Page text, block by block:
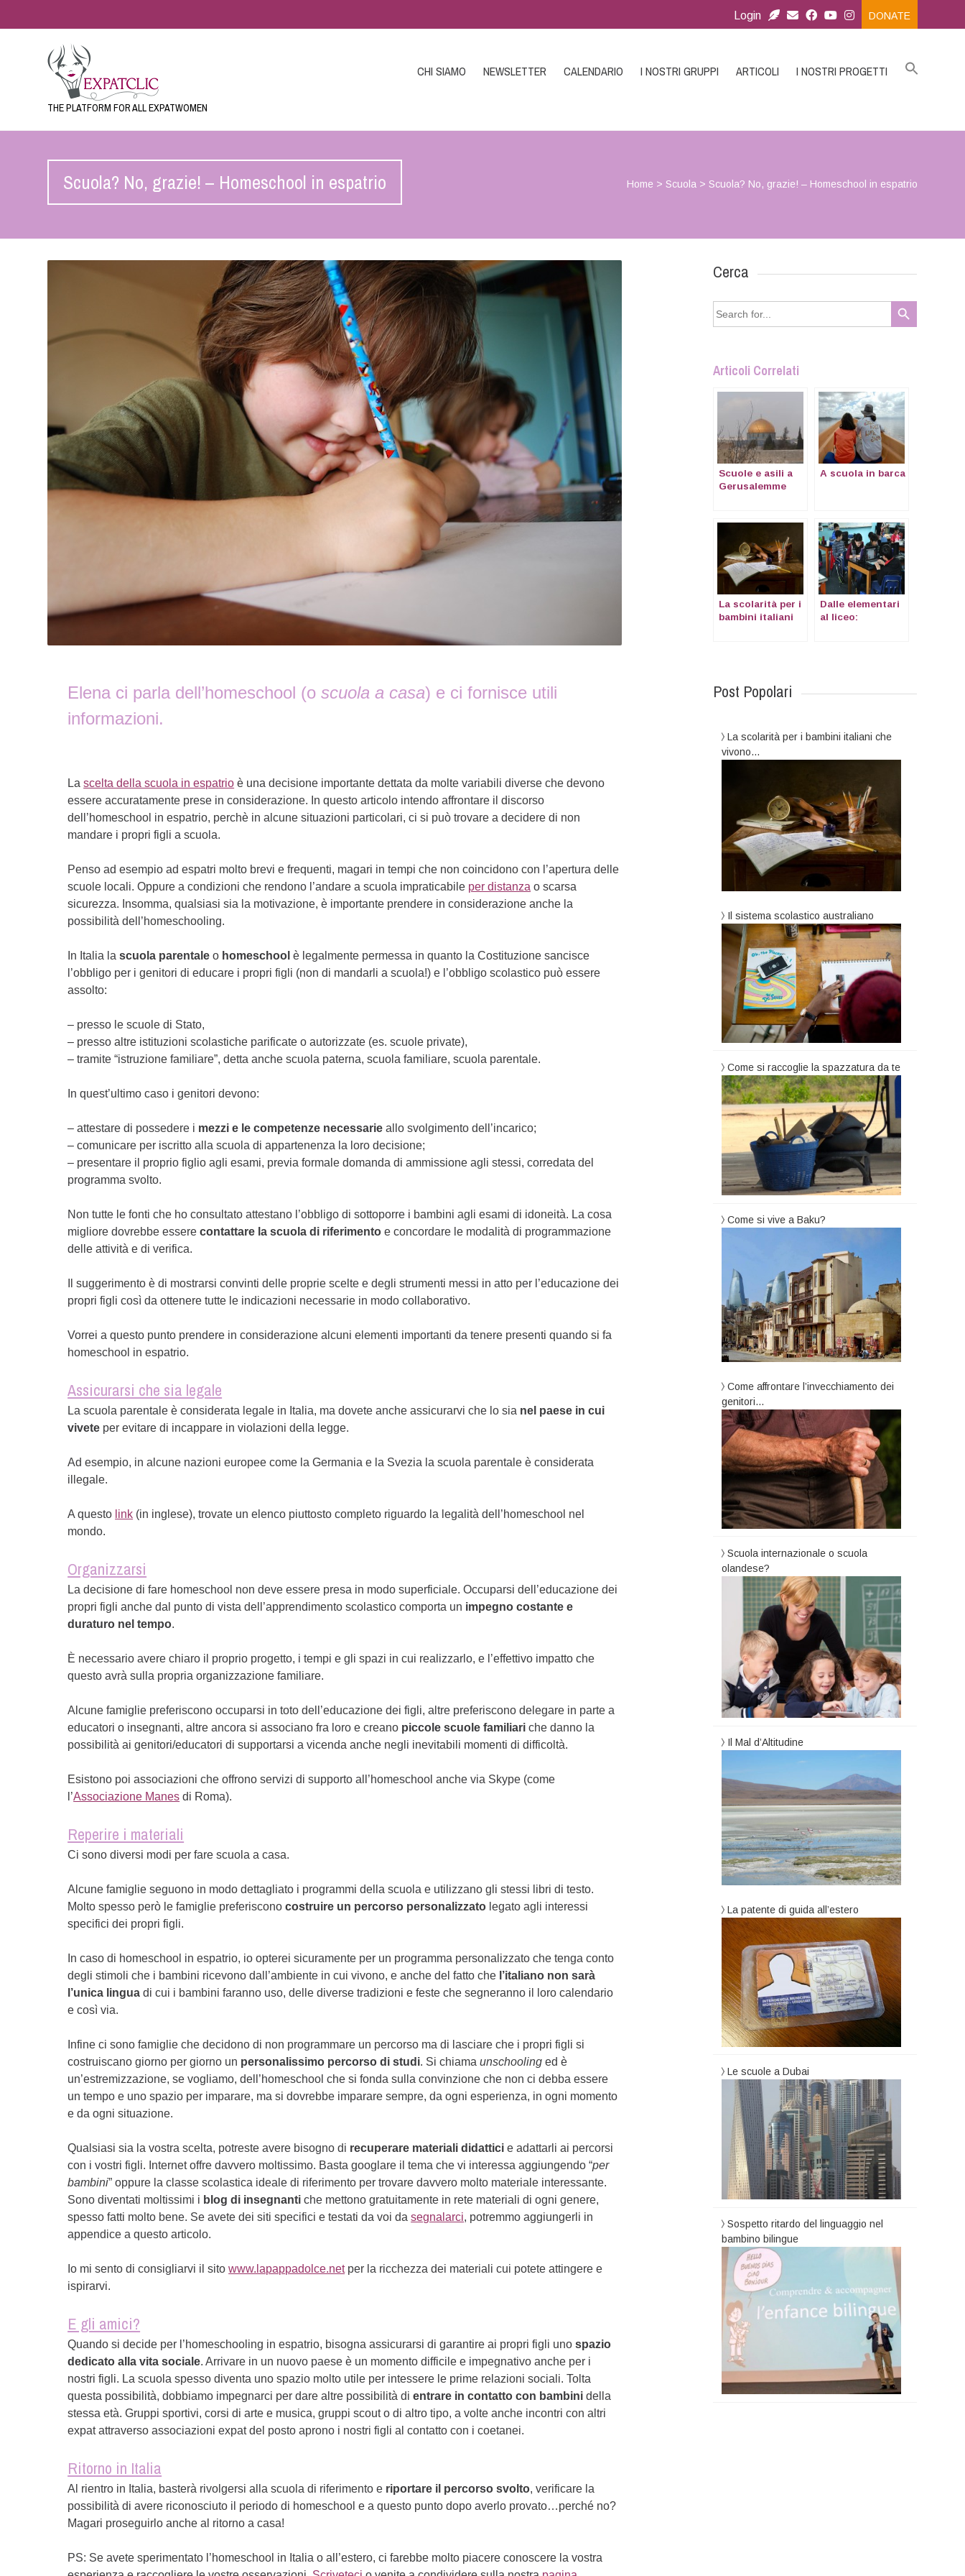
Login DONATE
THE PLATFORM FOR ALL EXPATWOMEN
CHI SIAMO NEWSLETTER CALENDARIO I NOSTRI GRUPPI ARTICOLI I NOSTRI PROGETTI
Scuola? No, grazie! – Homeschool in espatrio Home > Scuola > Scuola? No, grazie! – Homeschool in espatrio
Elena ci parla dell’homeschool (oscuola a casa) e ci fornisce utili
informazioni.
Lascelta della scuola in espatrio è una decisione importante dettata da molte variabili diverse che devono
essere accuratamente prese in considerazione. In questo articolo intendo affrontare il discorso
dell’homeschool in espatrio, perchè in alcune situazioni particolari, ci si può trovare a decidere di non
mandare i propri figli a scuola.
Penso ad esempio ad espatri molto brevi e frequenti, magari in tempi che non coincidono con l’apertura delle
scuole locali. Oppure a condizioni che rendono l’andare a scuola impraticabile per distanza o scarsa
sicurezza. Insomma, qualsiasi sia la motivazione, è importante prendere in considerazione anche la
possibilità dell’homeschooling.
In Italia lascuola parentale o homeschool è legalmente permessa in quanto la Costituzione sancisce
l’obbligo per i genitori di educare i propri figli (non di mandarli a scuola!) e l’obbligo scolastico può essere
assolto:
– presso le scuole di Stato,
– presso altre istituzioni scolastiche parificate o autorizzate (es. scuole private),
– tramite “istruzione familiare”, detta anche scuola paterna, scuola familiare, scuola parentale.
In quest’ultimo caso i genitori devono:
– attestare di possedere i mezzi e le competenze necessarie allo svolgimento dell’incarico;
– comunicare per iscritto alla scuola di appartenenza la loro decisione;
– presentare il proprio figlio agli esami, previa formale domanda di ammissione agli stessi, corredata del
programma svolto.
Non tutte le fonti che ho consultato attestano l’obbligo di sottoporre i bambini agli esami di idoneità. La cosa
migliore dovrebbe esserecontattare la scuola di riferimento e concordare le modalità di programmazione
delle attività e di verifica.
Il suggerimento è di mostrarsi convinti delle proprie scelte e degli strumenti messi in atto per l’educazione dei
propri figli così da ottenere tutte le indicazioni necessarie in modo collaborativo.
Vorrei a questo punto prendere in considerazione alcuni elementi importanti da tenere presenti quando si fa
homeschool in espatrio.
Assicurarsi che sia legale
La scuola parentale è considerata legale in Italia, ma dovete anche assicurarvi che lo sia nel paese in cui
vivete per evitare di incappare in violazioni della legge.
Ad esempio, in alcune nazioni europee come la Germania e la Svezia la scuola parentale è considerata
illegale.
A questo link (in inglese), trovate un elenco piuttosto completo riguardo la legalità dell’homeschool nel
mondo.
Organizzarsi
La decisione di fare homeschool non deve essere presa in modo superficiale. Occuparsi dell’educazione dei
propri figli anche dal punto di vista dell’apprendimento scolastico comporta un impegno costante e
duraturo nel tempo.
È necessario avere chiaro il proprio progetto, i tempi e gli spazi in cui realizzarlo, e l’effettivo impatto che
questo avrà sulla propria organizzazione familiare.
Alcune famiglie preferiscono occuparsi in toto dell’educazione dei figli, altre preferiscono delegare in parte a
educatori o insegnanti, altre ancora si associano fra loro e creano piccole scuole familiari che danno la
possibilità ai genitori/educatori di supportarsi a vicenda anche negli inevitabili momenti di difficoltà.
Esistono poi associazioni che offrono servizi di supporto all’homeschool anche via Skype (come
l’Associazione Manes di Roma).
Reperire i materiali
Ci sono diversi modi per fare scuola a casa.
Alcune famiglie seguono in modo dettagliato i programmi della scuola e utilizzano gli stessi libri di testo.
Molto spesso però le famiglie preferisconocostruire un percorso personalizzato legato agli interessi
specifici dei propri figli.
In caso di homeschool in espatrio, io opterei sicuramente per un programma personalizzato che tenga conto
degli stimoli che i bambini ricevono dall’ambiente in cui vivono, e anche del fatto che l’italiano non sarà
l’unica lingua di cui i bambini faranno uso, delle diverse tradizioni e feste che segneranno il loro calendario
e così via.
Infine ci sono famiglie che decidono di non programmare un percorso ma di lasciare che i propri figli si
costruiscano giorno per giorno un personalissimo percorso di studi. Si chiamaunschooling ed è
un’estremizzazione, se vogliamo, dell’homeschool che si fonda sulla convinzione che non ci debba essere
un tempo e uno spazio per imparare, ma si dovrebbe imparare sempre, da ogni esperienza, in ogni momento
e da ogni situazione.
Qualsiasi sia la vostra scelta, potreste avere bisogno di recuperare materiali didattici e adattarli ai percorsi
con i vostri figli. Internet offre davvero moltissimo. Basta googlare il tema che vi interessa aggiungendo “per
bambini” oppure la classe scolastica ideale di riferimento per trovare davvero molto materiale interessante.
Sono diventati moltissimi i blog di insegnanti che mettono gratuitamente in rete materiali di ogni genere,
spesso fatti molto bene. Se avete dei siti specifici e testati da voi dasegnalarci, potremmo aggiungerli in
appendice a questo articolo.
Io mi sento di consigliarvi il sitowww.lapappadolce.netper la ricchezza dei materiali cui potete attingere e
ispirarvi.
E gli amici?
Quando si decide per l’homeschooling in espatrio, bisogna assicurarsi di garantire ai propri figli unospazio
dedicato alla vita sociale. Arrivare in un nuovo paese è un momento difficile e impegnativo anche per i
nostri figli. La scuola spesso diventa uno spazio molto utile per intessere le prime relazioni sociali. Tolta
questa possibilità, dobbiamo impegnarci per dare altre possibilità dientrare in contatto con bambini della
stessa età. Gruppi sportivi, corsi di arte e musica, gruppi scout o di altro tipo, a volte anche incontri con altri
expat attraverso associazioni expat del posto aprono i nostri figli al contatto con i coetanei.
Ritorno in Italia
Al rientro in Italia, basterà rivolgersi alla scuola di riferimento e riportare il percorso svolto, verificare la
possibilità di avere riconosciuto il periodo di homeschool e a questo punto dopo averlo provato…perché no?
Magari proseguirlo anche al ritorno a casa!
PS: Se avete sperimentato l’homeschool in Italia o all’estero, ci farebbe molto piacere conoscere la vostra
Cerca
Search
for:
Search Button
Articoli Correlati
Scuole e asili a
Gerusalemme
A scuola in barca
La scolarità per i
bambini italiani
Dalle elementari
al liceo:
Post Popolari
La scolarità per i bambini italiani che
vivono…
Il sistema scolastico australiano
Come si raccoglie la spazzatura da te
Come si vive a Baku?
Come affrontare l’invecchiamento dei
genitori…
Scuola internazionale o scuola
olandese?
Il Mal d’Altitudine
La patente di guida all’estero
Le scuole a Dubai
Sospetto ritardo del linguaggio nel
bambino bilingue